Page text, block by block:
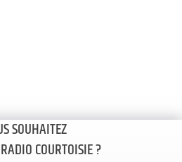
SOUHAITEZ
COURTOISIE ?